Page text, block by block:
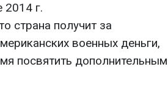
2014 г.
страна получит за
военных деньги,
посвятить дополнительным